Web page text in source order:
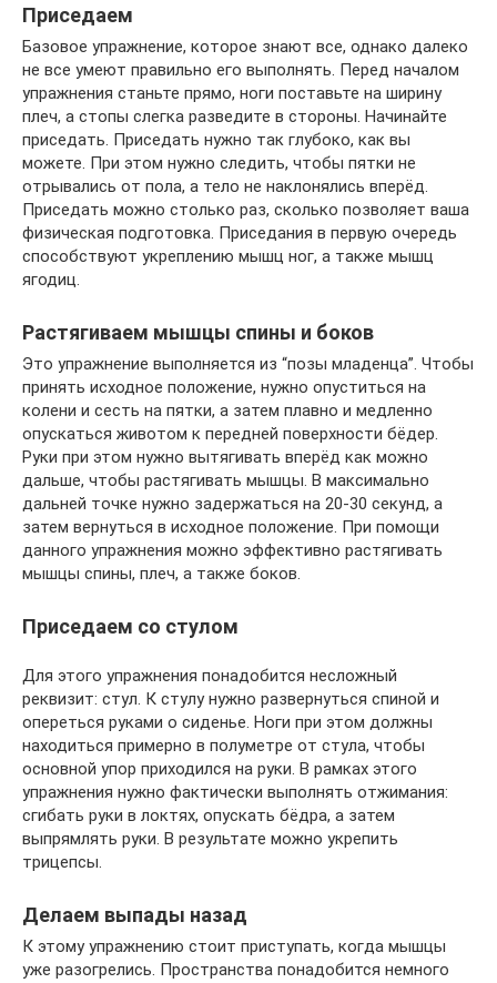
Приседаем
Базовое упражнение, которое знают все, однако далеко
не все умеют правильно его выполнять. Перед началом
упражнения станьте прямо, ноги поставьте на ширину
плеч, а стопы слегка разведите в стороны. Начинайте
приседать. Приседать нужно так глубоко, как вы
можете. При этом нужно следить, чтобы пятки не
отрывались от пола, а тело не наклонялись вперёд.
Приседать можно столько раз, сколько позволяет ваша
физическая подготовка. Приседания в первую очередь
способствуют укреплению мышц ног, а также мышц
ягодиц.
Растягиваем мышцы спины и боков
Это упражнение выполняется из “позы младенца”. Чтобы
принять исходное положение, нужно опуститься на
колени и сесть на пятки, а затем плавно и медленно
опускаться животом к передней поверхности бёдер.
Руки при этом нужно вытягивать вперёд как можно
дальше, чтобы растягивать мышцы. В максимально
дальней точке нужно задержаться на 20-30 секунд, а
затем вернуться в исходное положение. При помощи
данного упражнения можно эффективно растягивать
мышцы спины, плеч, а также боков.
Приседаем со стулом
Для этого упражнения понадобится несложный
реквизит: стул. К стулу нужно развернуться спиной и
опереться руками о сиденье. Ноги при этом должны
находиться примерно в полуметре от стула, чтобы
основной упор приходился на руки. В рамках этого
упражнения нужно фактически выполнять отжимания:
сгибать руки в локтях, опускать бёдра, а затем
выпрямлять руки. В результате можно укрепить
трицепсы.
Делаем выпады назад
К этому упражнению стоит приступать, когда мышцы
уже разогрелись. Пространства понадобится немного